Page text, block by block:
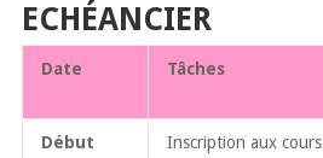
ECHÉANCIER
Date Tâches
Début
Inscription aux cours